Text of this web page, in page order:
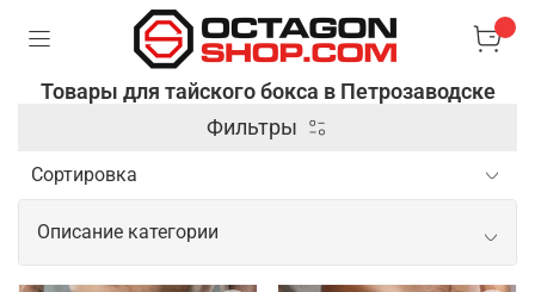
Товары для тайского бокса в Петрозаводске
Фильтры
Описание категории
Профессиональные товары для